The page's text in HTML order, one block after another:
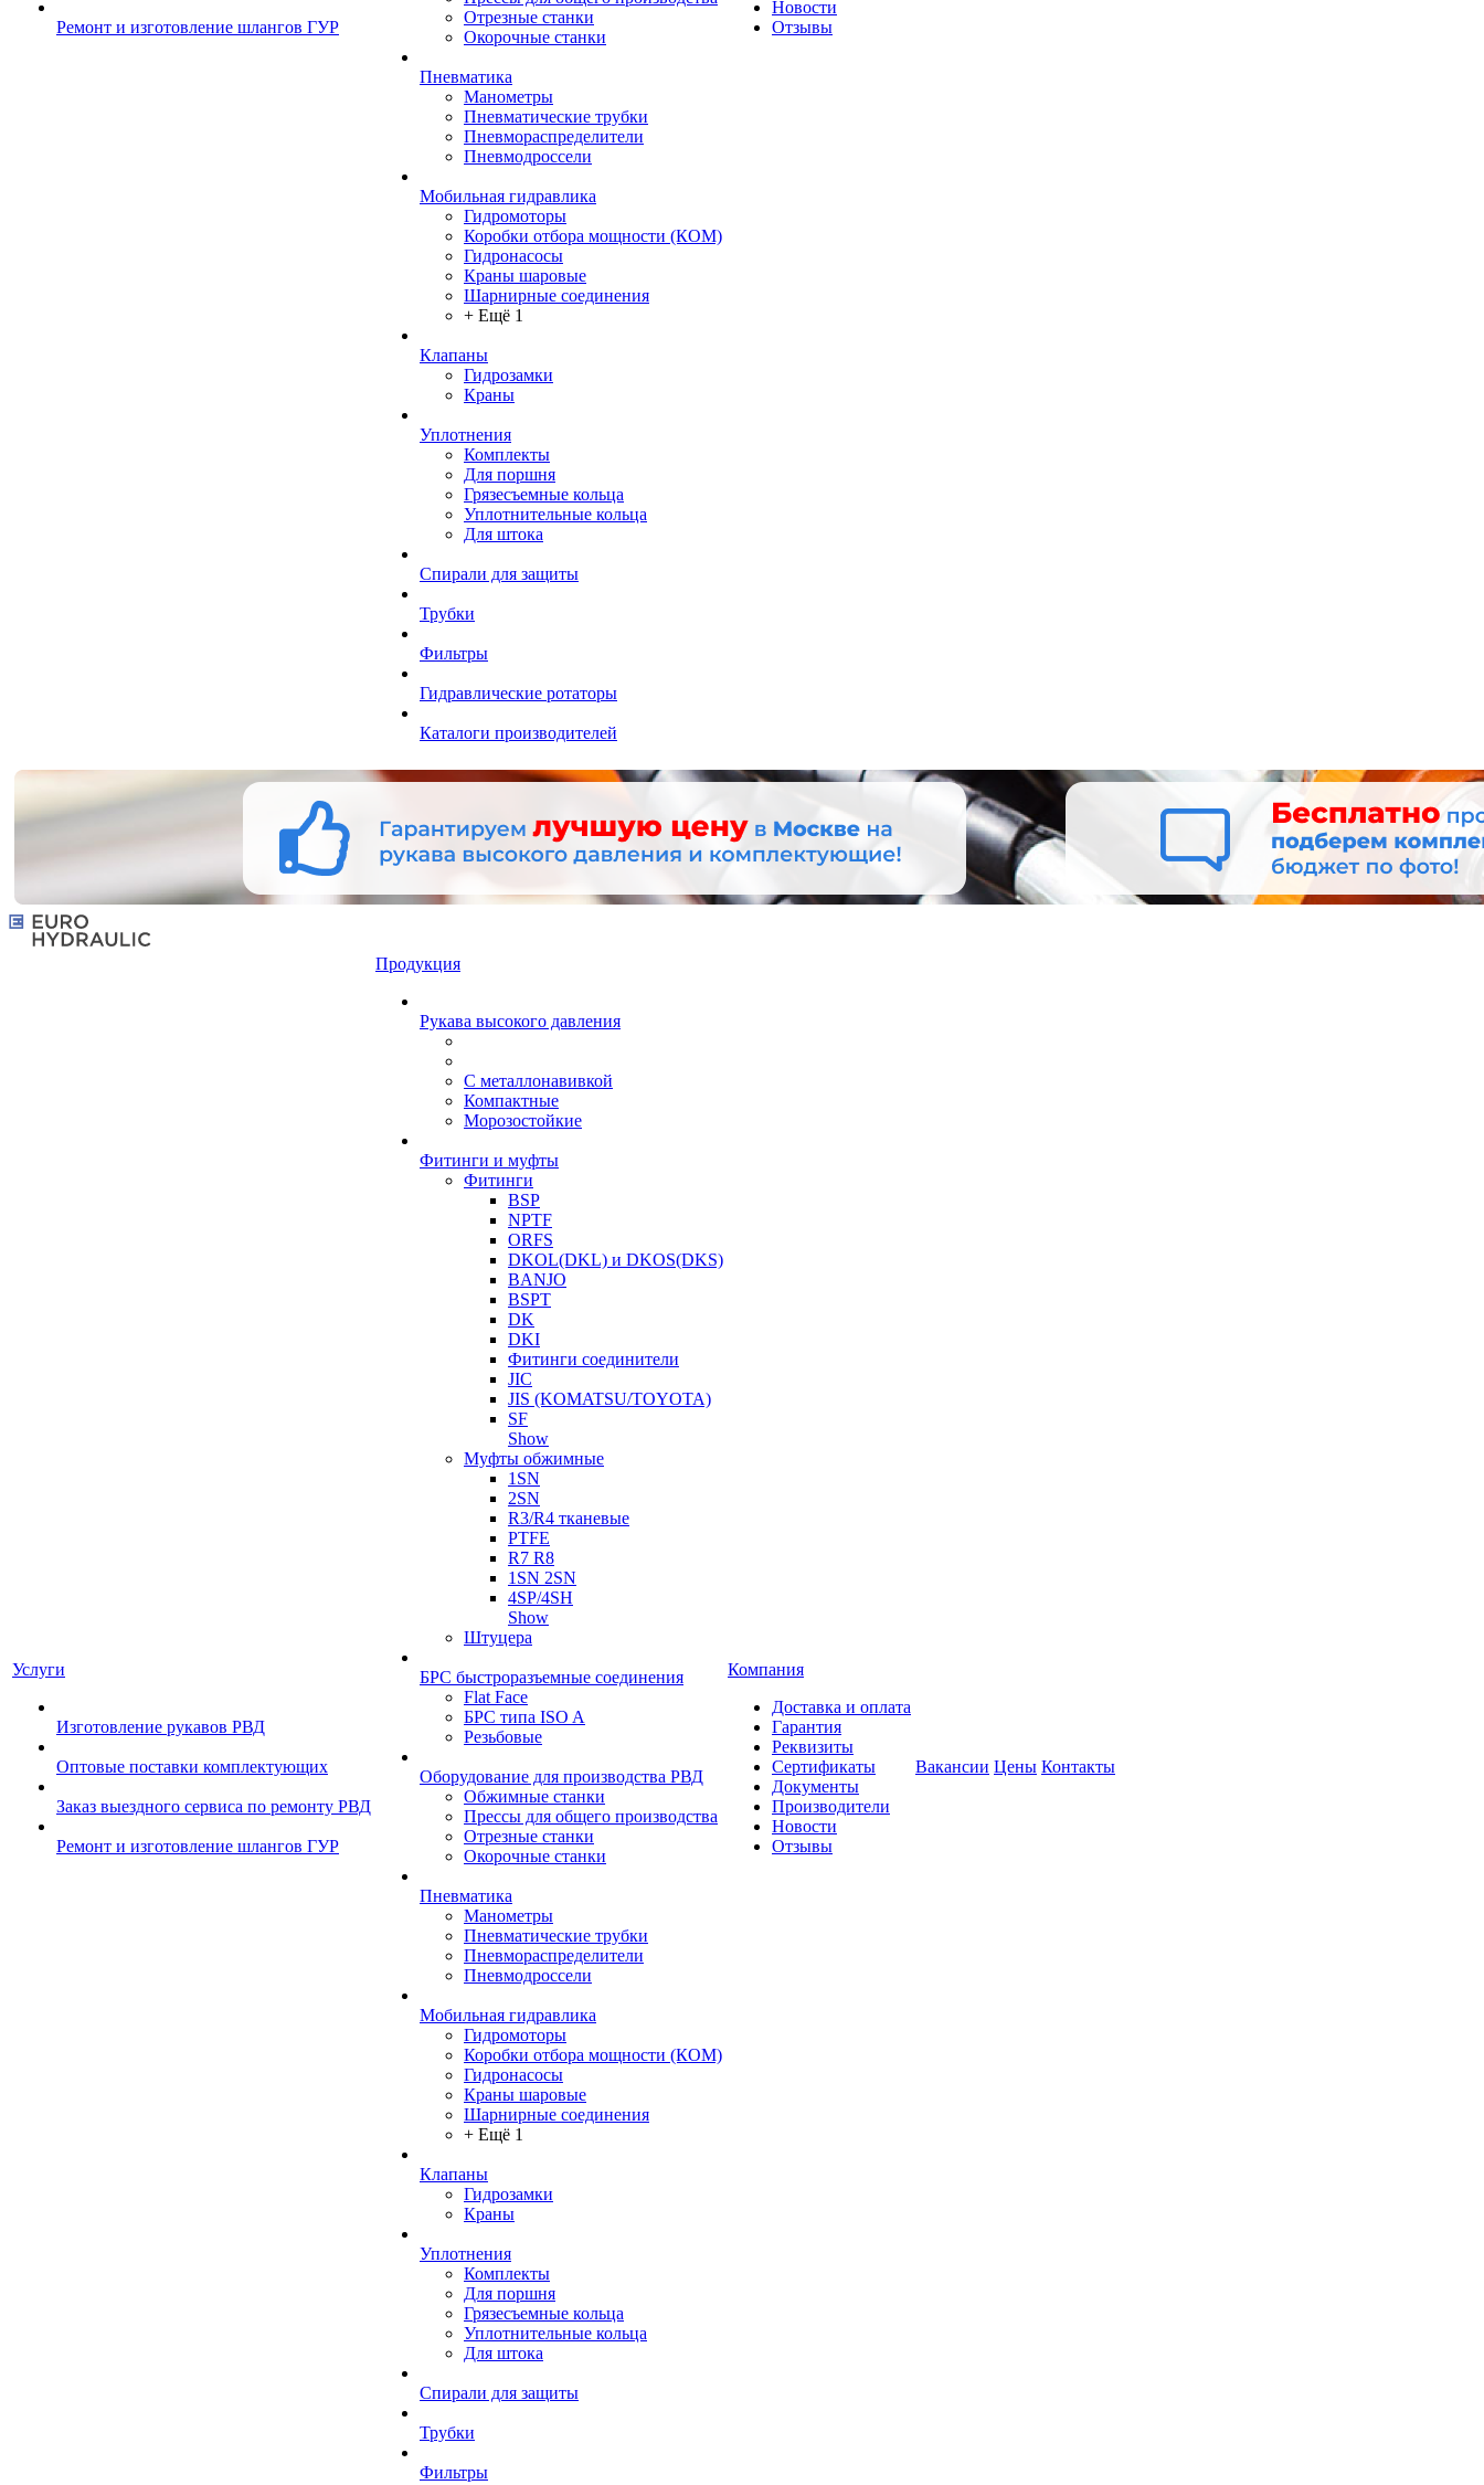
Ремонт и изготовление шлангов ГУР
Отрезные станки
Окорочные станки
Пневматика
Манометры
Пневматические трубки
Пневмораспределители
Пневмодроссели
Мобильная гидравлика
Гидромоторы
Коробки отбора мощности (КОМ)
Гидронасосы
Краны шаровые
Шарнирные соединения
+ Ещё 1
Клапаны
Гидрозамки
Краны
Уплотнения
Комплекты
Для поршня
Грязесъемные кольца
Уплотнительные кольца
Для штока
Спирали для защиты
Трубки
Фильтры
Гидравлические ротаторы
Каталоги производителей
Новости
Отзывы
Услуги
Изготовление рукавов РВД
Оптовые поставки комплектующих
Заказ выездного сервиса по ремонту РВД
Ремонт и изготовление шлангов ГУР
Продукция
Рукава высокого давления
С металлонавивкой
Компактные
Морозостойкие
Фитинги и муфты
Фитинги
BSP
NPTF
ORFS
DKOL(DKL) и DKOS(DKS)
BANJO
BSPT
DK
DKI
Фитинги соединители
JIC
JIS (KOMATSU/TOYOTA)
SF
Show
Муфты обжимные
1SN
2SN
R3/R4 тканевые
PTFE
R7 R8
1SN 2SN
4SP/4SH
Show
Штуцера
БРС быстроразъемные соединения
Flat Face
БРС типа ISO A
Резьбовые
Оборудование для производства РВД
Обжимные станки
Прессы для общего производства
Отрезные станки
Окорочные станки
Пневматика
Манометры
Пневматические трубки
Пневмораспределители
Пневмодроссели
Мобильная гидравлика
Гидромоторы
Коробки отбора мощности (КОМ)
Гидронасосы
Краны шаровые
Шарнирные соединения
+ Ещё 1
Клапаны
Гидрозамки
Краны
Уплотнения
Комплекты
Для поршня
Грязесъемные кольца
Уплотнительные кольца
Для штока
Спирали для защиты
Трубки
Фильтры
Компания
Доставка и оплата
Гарантия
Реквизиты
Сертификаты
Документы
Производители
Новости
Отзывы
Вакансии Цены Контакты